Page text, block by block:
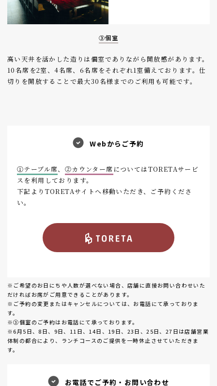
③個室
高い天井を活かした造りは個室でありながら開放感があります。
10名席を2室、4名席、6名席をそれぞれ1室備えております。仕
切りを開放することで最大30名様までのご利用も可能です。
Webからご予約
①テーブル席、 ②カウンター席 についてはTORETAサービ
スを利用しております。
下記よりTORETAサイトへ移動いただき、ご予約くださ
い。
※ご希望のお日にちや人数が選べない場合、店舗に直接お問い合わせいた
だければお席がご用意できることがあります。
※ご予約の変更またはキャンセルについては、お電話にて承っておりま
す。
※③個室のご予約はお電話にて承っております。
※6月5日、8日、9日、11日、14日、19日、23日、25日、27日は店舗営業
体制の都合により、ランチコースのご提供を一時休止させていただきま
す。
お電話でご予約・お問い合わせ